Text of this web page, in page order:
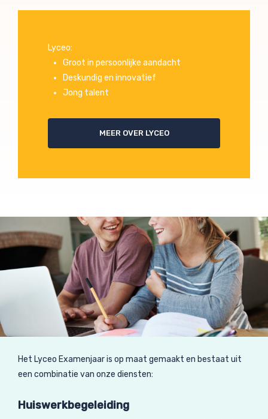
Lyceo:
Groot in persoonlijke aandacht
Deskundig en innovatief
Jong talent
MEER OVER LYCEO
Het Lyceo Examenjaar is op maat gemaakt en bestaat uit
een combinatie van onze diensten:
Huiswerkbegeleiding